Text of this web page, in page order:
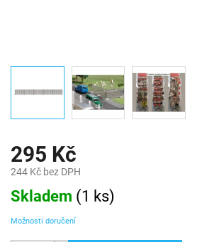
295 Kč
244 Kč bez DPH
Měrná
cena:
Skladem (1 ks)
Možnosti doručení